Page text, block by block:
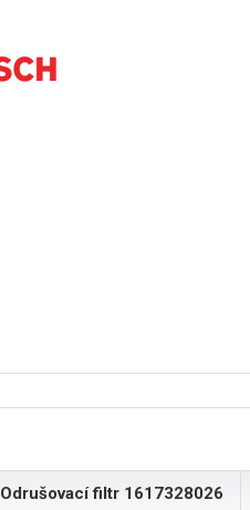
Odrušovací filtr 1617328026